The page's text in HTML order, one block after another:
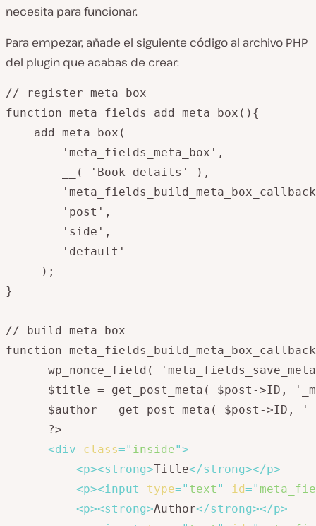
necesita para funcionar.
Para empezar, añade el siguiente código al archivo PHP
del plugin que acabas de crear:
// register meta box
function meta_fields_add_meta_box(){
}
// build meta box
function
<div class=" inside">
<p><strong>Title</strong></p>
<p><input type=" text " id="
<p><strong>Author</strong></p>